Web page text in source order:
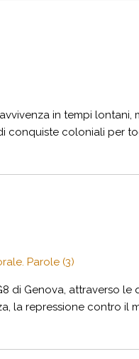
in tempi
conquiste coloniali per
Parole (3)
di Genova, attraverso
la repressione contro il